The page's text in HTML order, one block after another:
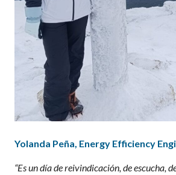
Yolanda Peña Energy Efficiency
“Es un día de reivindicación, de escucha,